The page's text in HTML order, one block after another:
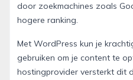
door zoekmachines zoals
hogere ranking.
Met WordPress kun je
gebruiken om je content te
hostingprovider versterkt dit